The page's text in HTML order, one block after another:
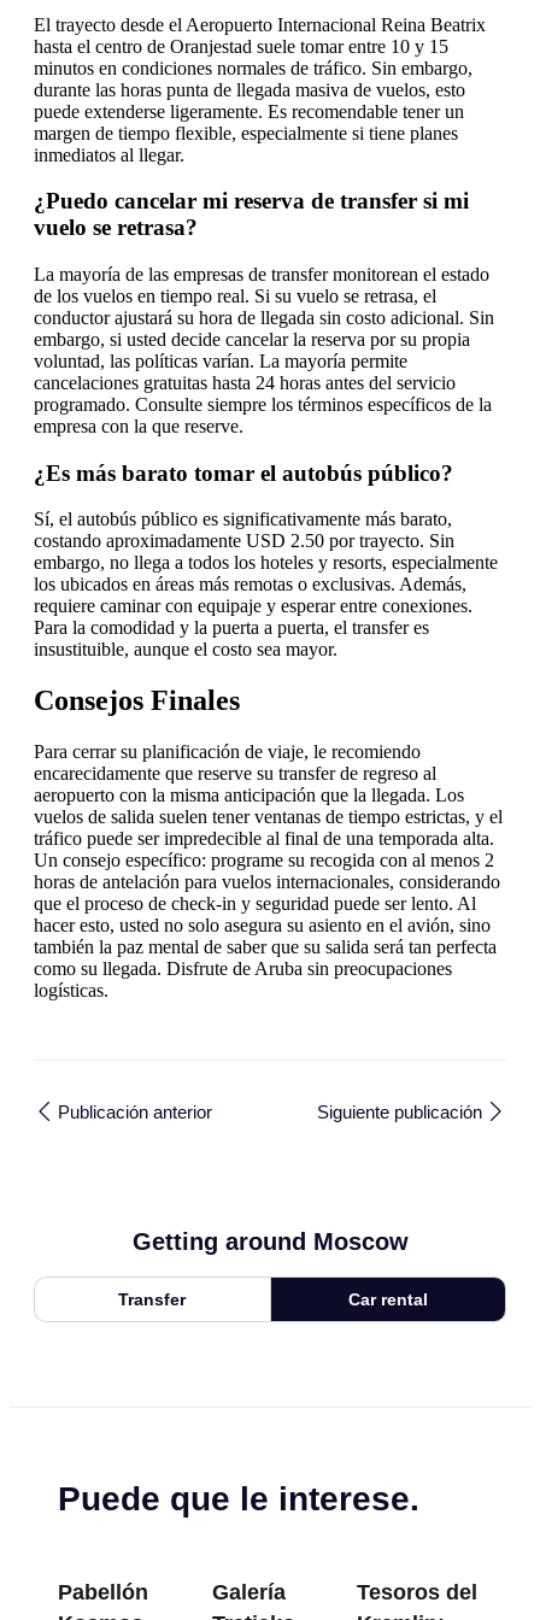
El trayecto desde el Aeropuerto Internacional Reina Beatrix
hasta el centro de Oranjestad suele tomar entre 10 y 15
minutos en condiciones normales de tráfico. Sin embargo,
durante las horas punta de llegada masiva de vuelos, esto
puede extenderse ligeramente. Es recomendable tener un
margen de tiempo flexible, especialmente si tiene planes
inmediatos al llegar.
¿Puedo cancelar mi reserva de transfer si mi
vuelo se retrasa?
La mayoría de las empresas de transfer monitorean el estado
de los vuelos en tiempo real. Si su vuelo se retrasa, el
conductor ajustará su hora de llegada sin costo adicional. Sin
embargo, si usted decide cancelar la reserva por su propia
voluntad, las políticas varían. La mayoría permite
cancelaciones gratuitas hasta 24 horas antes del servicio
programado. Consulte siempre los términos específicos de la
empresa con la que reserve.
¿Es más barato tomar el autobús público?
Sí, el autobús público es significativamente más barato,
costando aproximadamente USD 2.50 por trayecto. Sin
embargo, no llega a todos los hoteles y resorts, especialmente
los ubicados en áreas más remotas o exclusivas. Además,
requiere caminar con equipaje y esperar entre conexiones.
Para la comodidad y la puerta a puerta, el transfer es
insustituible, aunque el costo sea mayor.
Consejos Finales
Para cerrar su planificación de viaje, le recomiendo
encarecidamente que reserve su transfer de regreso al
aeropuerto con la misma anticipación que la llegada. Los
vuelos de salida suelen tener ventanas de tiempo estrictas, y el
tráfico puede ser impredecible al final de una temporada alta.
Un consejo específico: programe su recogida con al menos 2
horas de antelación para vuelos internacionales, considerando
que el proceso de check-in y seguridad puede ser lento. Al
hacer esto, usted no solo asegura su asiento en el avión, sino
también la paz mental de saber que su salida será tan perfecta
como su llegada. Disfrute de Aruba sin preocupaciones
logísticas.
Publicación anterior Siguiente publicación
Getting around Moscow
Transfer Car rental
Puede que le interese.
Pabellón
Galería
Tesoros del